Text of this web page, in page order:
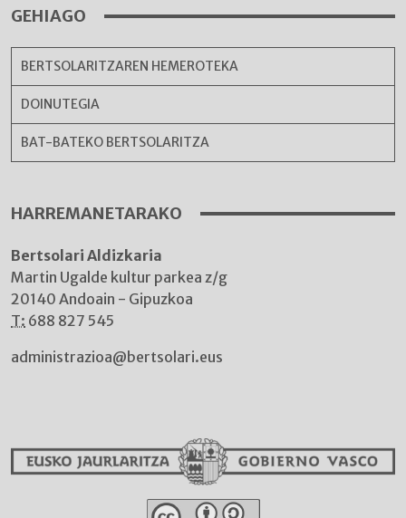
GEHIAGO
BERTSOLARITZAREN HEMEROTEKA
DOINUTEGIA
BAT-BATEKO BERTSOLARITZA
HARREMANETARAKO
Bertsolari Aldizkaria
Martin Ugalde kultur parkea z/g
20140 Andoain - Gipuzkoa
T: 688 827 545
administrazioa@bertsolari.eus